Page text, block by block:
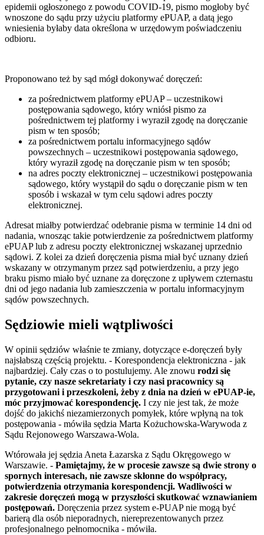
epidemii ogłoszonego z powodu COVID-19, pismo mogłoby być
wnoszone do sądu przy użyciu platformy ePUAP, a datą jego
wniesienia byłaby data określona w urzędowym poświadczeniu
odbioru.
Proponowano też by sąd mógł dokonywać doręczeń:
za pośrednictwem platformy ePUAP – uczestnikowi
postępowania sądowego, który wniósł pismo za
pośrednictwem tej platformy i wyraził zgodę na doręczanie
pism w ten sposób;
za pośrednictwem portalu informacyjnego sądów
powszechnych – uczestnikowi postępowania sądowego,
który wyraził zgodę na doręczanie pism w ten sposób;
na adres poczty elektronicznej – uczestnikowi postępowania
sądowego, który wystąpił do sądu o doręczanie pism w ten
sposób i wskazał w tym celu sądowi adres poczty
elektronicznej.
Adresat miałby potwierdzać odebranie pisma w terminie 14 dni od
nadania, wnosząc takie potwierdzenie za pośrednictwem platformy
ePUAP lub z adresu poczty elektronicznej wskazanej uprzednio
sądowi. Z kolei za dzień doręczenia pisma miał być uznany dzień
wskazany w otrzymanym przez sąd potwierdzeniu, a przy jego
braku pismo miało być uznane za doręczone z upływem czternastu
dni od jego nadania lub zamieszczenia w portalu informacyjnym
sądów powszechnych.
Sędziowie mieli wątpliwości
W opinii sędziów właśnie te zmiany, dotyczące e-doręczeń były
najsłabszą częścią projektu. - Korespondencja elektroniczna - jak
najbardziej. Cały czas o to postulujemy. Ale znowu rodzi się
pytanie, czy nasze sekretariaty i czy nasi pracownicy są
przygotowani i przeszkoleni, żeby z dnia na dzień w ePUAP-ie,
móc przyjmować korespondencję. I czy nie jest tak, że może
dojść do jakichś niezamierzonych pomyłek, które wpłyną na tok
postępowania - mówiła sędzia Marta Kożuchowska-Warywoda z
Sądu Rejonowego Warszawa-Wola.
Wtórowała jej sędzia Aneta Łazarska z Sądu Okręgowego w
Warszawie. - Pamiętajmy, że w procesie zawsze są dwie strony o
spornych interesach, nie zawsze skłonne do współpracy,
potwierdzenia otrzymania korespondencji. Wadliwości w
zakresie doręczeń mogą w przyszłości skutkować wznawianiem
postępowań. Doręczenia przez system e-PUAP nie mogą być
barierą dla osób nieporadnych, niereprezentowanych przez
profesjonalnego pełnomocnika - mówiła.